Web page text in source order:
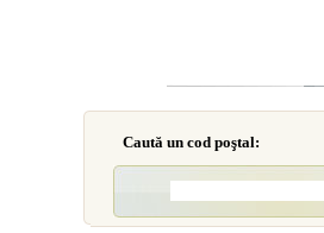
Caută un cod poştal: